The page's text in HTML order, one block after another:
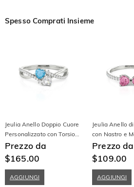
Spesso Comprati Insieme
Jeulia Anello Doppio Cuore
Personalizzato con Torsione
in Argento Sterling
Prezzo da
$165.00
AGGIUNGI
Jeulia Anello
con Nastro e
Personalizzato
Prezzo da
$109.00
AGGIUNGI